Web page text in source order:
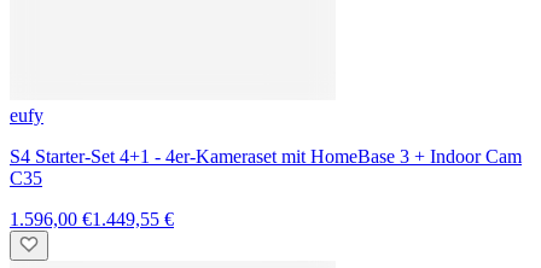
838,99 €
-16 %
eufy